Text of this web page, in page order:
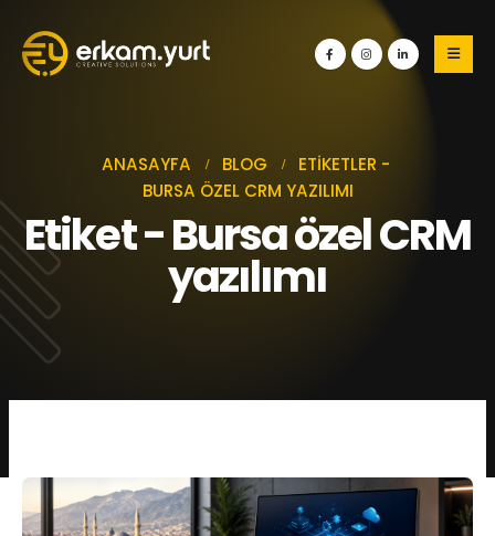
ANASAYFA BLOG
ETIKETLER -
BURSA ÖZEL CRM YAZILIMI
Etiket - Bursa özel CRM
yazılımı